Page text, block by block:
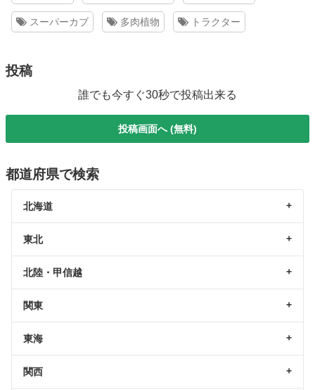
スーパーカブ 多肉植物 トラクター
投稿
誰でも今すぐ30秒で投稿出来る
投稿画面へ (無料)
都道府県で検索
北海道
東北
北陸・甲信越
関東
東海
関西